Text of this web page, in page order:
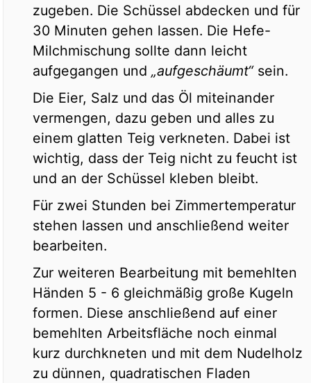
zugeben. Die Schüssel abdecken und für
30 Minuten gehen lassen. Die Hefe-
Milchmischung sollte dann leicht
aufgegangen und „aufgeschäumt“sein.
Die Eier, Salz und das Öl miteinander
vermengen, dazu geben und alles zu
einem glatten Teig verkneten. Dabei ist
wichtig, dass der Teig nicht zu feucht ist
und an der Schüssel kleben bleibt.
Für zwei Stunden bei Zimmertemperatur
stehen lassen und anschließend weiter
bearbeiten.
Zur weiteren Bearbeitung mit bemehlten
Händen 5 - 6 gleichmäßig große Kugeln
formen. Diese anschließend auf einer
bemehlten Arbeitsfläche noch einmal
kurz durchkneten und mit dem Nudelholz
zu dünnen, quadratischen Fladen